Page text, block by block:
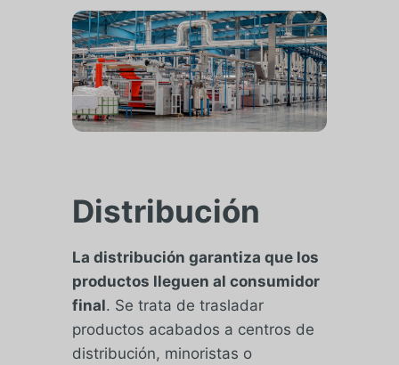
Distribución
La distribución garantiza que los
productos lleguen al consumidor
final. Se trata de trasladar
productos acabados a centros de
distribución, minoristas o